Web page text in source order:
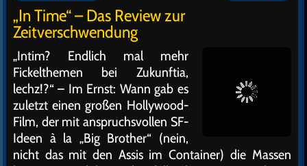
„In Time“ – Das Review zur
Zeitverschwendung
„Intim? Endlich mal mehr
Fickelthemen bei Zukunftia,
lechz!?“ – Im Ernst: Wann gab es
zuletzt einen großen Hollywood-
Film, der mit anspruchsvollen SF-
Ideen à la „Big Brother“ (nein,
nicht das mit den Assis im Container) die Massen